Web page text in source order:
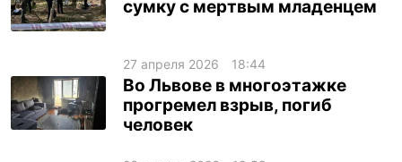
сумку с мертвым младенцем
27 апреля 2026 18:44
Во Львове в многоэтажке
прогремел взрыв, погиб
человек